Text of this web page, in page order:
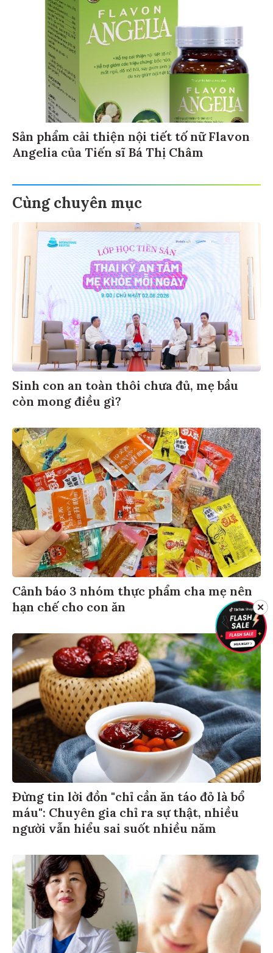
Sản phẩm cải thiện nội tiết tố nữ Flavon
Angelia của Tiến sĩ Bá Thị Châm
Cùng chuyên mục
Sinh con an toàn thôi chưa đủ, mẹ bầu
còn mong điều gì?
Cảnh báo 3 nhóm thực phẩm cha mẹ nên
hạn chế cho con ăn
Đừng tin lời đồn "chỉ cần ăn táo đỏ là bổ
máu": Chuyên gia chỉ ra sự thật, nhiều
người vẫn hiểu sai suốt nhiều năm
✕